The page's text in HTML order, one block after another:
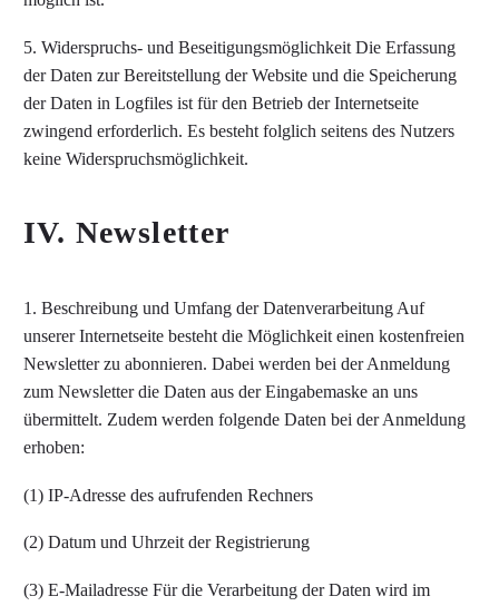
5. Widerspruchs- und Beseitigungsmöglichkeit Die Erfassung
der Daten zur Bereitstellung der Website und die Speicherung
der Daten in Logfiles ist für den Betrieb der Internetseite
zwingend erforderlich. Es besteht folglich seitens des Nutzers
keine Widerspruchsmöglichkeit.
IV. Newsletter
1. Beschreibung und Umfang der Datenverarbeitung Auf
unserer Internetseite besteht die Möglichkeit einen kostenfreien
Newsletter zu abonnieren. Dabei werden bei der Anmeldung
zum Newsletter die Daten aus der Eingabemaske an uns
übermittelt. Zudem werden folgende Daten bei der Anmeldung
erhoben:
(1) IP-Adresse des aufrufenden Rechners
(2) Datum und Uhrzeit der Registrierung
(3) E-Mailadresse Für die Verarbeitung der Daten wird im